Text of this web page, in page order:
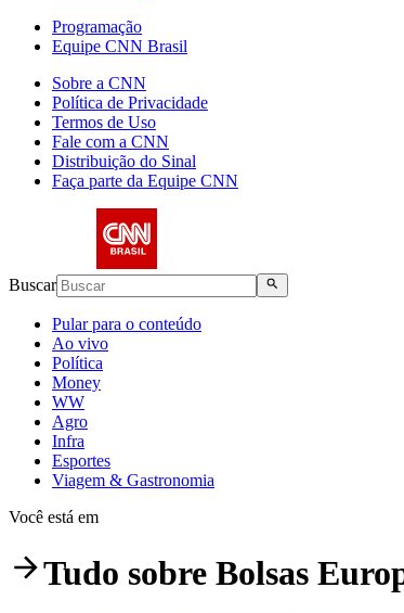
Programação
Equipe CNN Brasil
Sobre a CNN
Política de Privacidade
Termos de Uso
Fale com a CNN
Distribuição do Sinal
Faça parte da Equipe CNN
Buscar
Pular para o conteúdo
Ao vivo
Política
Money
WW
Agro
Infra
Esportes
Viagem & Gastronomia
Você está em
Tudo sobre Bolsas